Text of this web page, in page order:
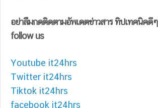
อย่าลืมกดติดตามอัพเดตข่าวสาร ทิปเทคนิคดี
follow us
Youtube it24hrs
Twitter it24hrs
Tiktok it24hrs
facebook it24hrs